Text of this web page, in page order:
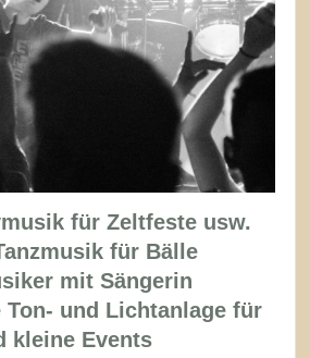
für Zeltfeste usw.
für Bälle
mit Sängerin
Ton- und Lichtanlage für
kleine Events